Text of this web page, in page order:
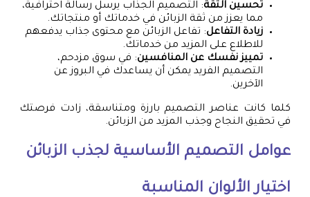
تحسين الثقة: التصميم الجذاب يرسل رسالة احترافية،
مما يعزز من ثقة الزبائن في خدماتك أو منتجاتك.
زيادة التفاعل: تفاعل الزبائن مع محتوى جذاب يدفعهم
للاطلاع على المزيد من خدماتك.
تمييز نفسك عن المنافسين: في سوق مزدحم،
التصميم الفريد يمكن أن يساعدك في البروز عن
الآخرين.
كلما كانت عناصر التصميم بارزة ومتناسقة، زادت فرصتك
في تحقيق النجاح وجذب المزيد من الزبائن.
عوامل التصميم الأساسية لجذب الزبائن
اختيار الألوان المناسبة